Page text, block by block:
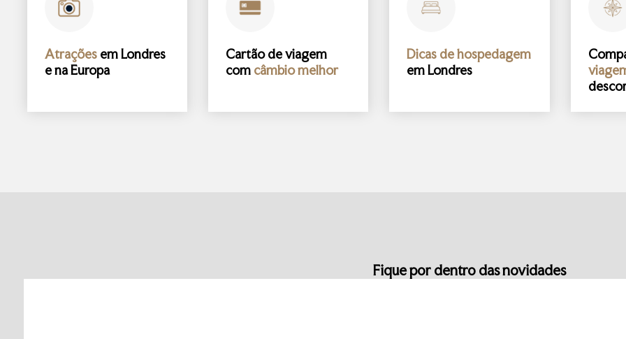
Atraçõesem Londres
e na Europa
Cartão de viagem
com câmbio melhor
Dicas de hospedagem
em Londres
Fique por dentro das novidades